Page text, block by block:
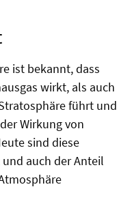
ist bekannt, dass
wirkt, als auch
führt und
Wirkung von
sind diese
auch der Anteil